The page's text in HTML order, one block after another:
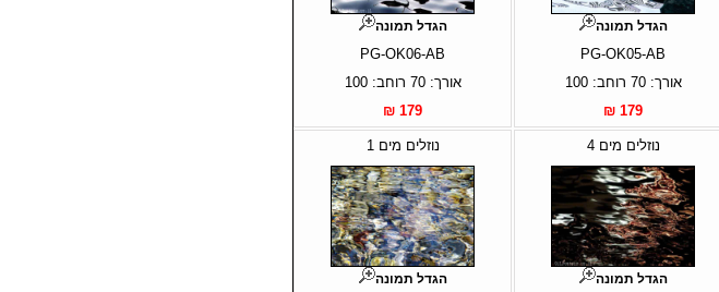
הגדל תמונה
PG-OK05-AB
אורך: 70 רוחב: 100
179 ₪
הגדל תמונה
PG-OK06-AB
אורך: 70 רוחב: 100
179 ₪
נוזלים מים 4
הגדל תמונה
נוזלים מים 1
הגדל תמונה